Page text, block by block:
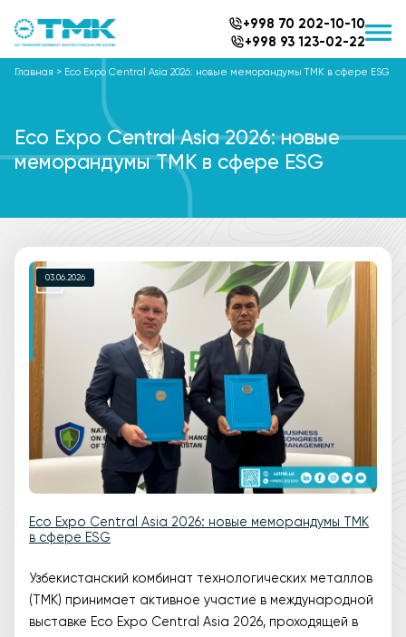
+998 70 202-10-10
+998 93 123-02-22
Главная > Eco Expo Central Asia 2026: новые меморандумы ТМК в сфере ESG
Eco Expo Central Asia 2026: новые
меморандумы ТМК в сфере ESG
03.06.2026
Eco Expo Central Asia 2026: новые меморандумы ТМК
в сфере ESG
Узбекистанский комбинат технологических металлов
(ТМК) принимает активное участие в международной
выставке Eco Expo Central Asia 2026, проходящей в